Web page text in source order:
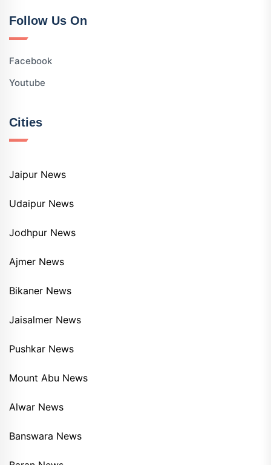
Follow Us On
Facebook
Youtube
Cities
Jaipur News
Udaipur News
Jodhpur News
Ajmer News
Bikaner News
Jaisalmer News
Pushkar News
Mount Abu News
Alwar News
Banswara News